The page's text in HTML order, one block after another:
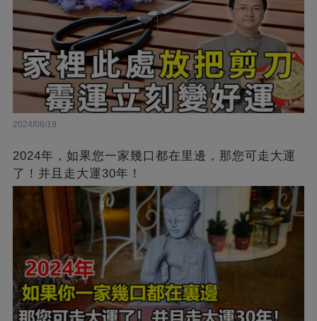
2024/08/19
2024年，如果您一家幾口都在里邊，那您可走大運
了！并且走大運30年！